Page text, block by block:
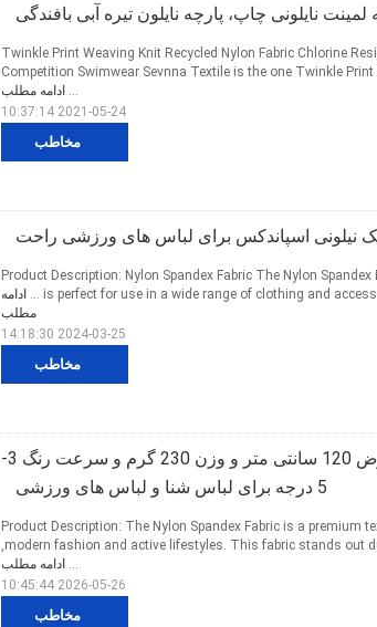
لمینت نایلونی چاپ، پارچه نایلون تیره آبی بافندگی
مخاطب
Twinkle Print Weaving Knit Recycled Nylon Fabric Chlorine
Competition Swimwear Sevnna Textile is the one Twinkle
... ادامه مطلب
2021-05-24 10:37:14
نیلونی اسپاندکس برای لباس های ورزشی راحت
مخاطب
Product Description: Nylon Spandex Fabric The Nylon
is perfect for use in a wide range of clothing and
ادامه
مطلب
2024-03-25 14:18:30
پارچه نایلون اسپاندکس بچه ها با عرض 120 سانتی متر و وزن 230 گرم و سرعت رنگ 3-
5 درجه برای لباس شنا و لباس های ورزشی
مخاطب
Product Description: The Nylon Spandex Fabric is a premium
modern fashion and active lifestyles. This fabric stands out due to its exceptional flexibility and softness,
... ادامه مطلب
2026-05-26 10:45:44